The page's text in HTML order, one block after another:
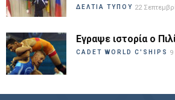
ΔΕΛΤΙΑ ΤΥΠΟΥ 22
Εγραψε ιστορία ο
CADET WORLD C'SHIPS 9